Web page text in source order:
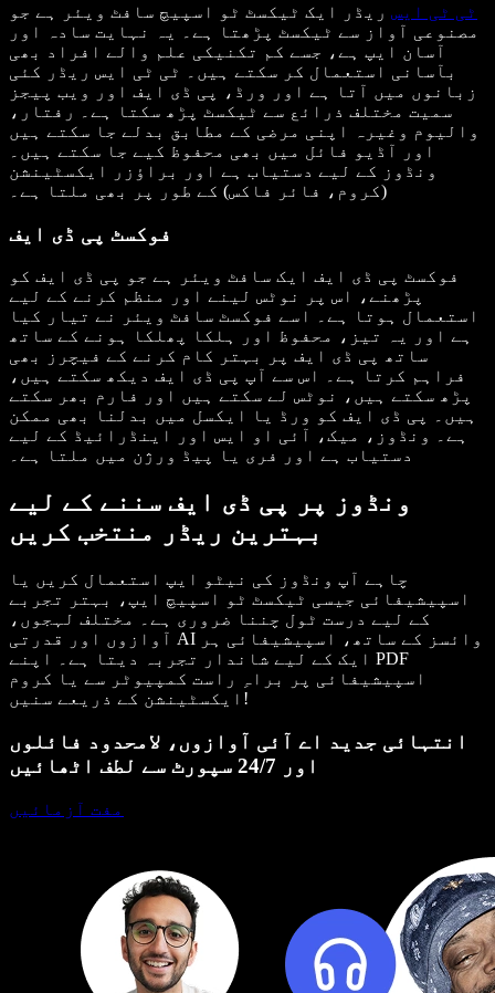
ٹی ٹی ایس ریڈر ایک ٹیکسٹ ٹو اسپیچ سافٹ ویئر ہے جو
مصنوعی آواز سے ٹیکسٹ پڑھتا ہے۔ یہ نہایت سادہ اور
آسان ایپ ہے، جسے کم تکنیکی علم والے افراد بھی
بآسانی استعمال کر سکتے ہیں۔ ٹی ٹی ایس ریڈر کئی
زبانوں میں آتا ہے اور ورڈ، پی ڈی ایف اور ویب پیجز
سمیت مختلف ذرائع سے ٹیکسٹ پڑھ سکتا ہے۔ رفتار،
والیوم وغیرہ اپنی مرضی کے مطابق بدلے جا سکتے ہیں
اور آڈیو فائل میں بھی محفوظ کیے جا سکتے ہیں۔
ونڈوز کے لیے دستیاب ہے اور براؤزر ایکسٹینشن
(کروم، فائر فاکس) کے طور پر بھی ملتا ہے۔
فوکسٹ پی ڈی ایف
فوکسٹ پی ڈی ایف ایک سافٹ ویئر ہے جو پی ڈی ایف کو
پڑھنے، اس پر نوٹس لینے اور منظم کرنے کے لیے
استعمال ہوتا ہے۔ اسے فوکسٹ سافٹ ویئر نے تیار کیا
ہے اور یہ تیز، محفوظ اور ہلکا پھلکا ہونے کے ساتھ
ساتھ پی ڈی ایف پر بہتر کام کرنے کے فیچرز بھی
فراہم کرتا ہے۔ اس سے آپ پی ڈی ایف دیکھ سکتے ہیں،
پڑھ سکتے ہیں، نوٹس لے سکتے ہیں اور فارم بھر سکتے
ہیں۔ پی ڈی ایف کو ورڈ یا ایکسل میں بدلنا بھی ممکن
ہے۔ ونڈوز، میک، آئی او ایس اور اینڈرائیڈ کے لیے
دستیاب ہے اور فری یا پیڈ ورژن میں ملتا ہے۔
ونڈوز پر پی ڈی ایف سننے کے لیے
بہترین ریڈر منتخب کریں
چاہے آپ ونڈوز کی نیٹو ایپ استعمال کریں یا
اسپیشیفائی جیسی ٹیکسٹ ٹو اسپیچ ایپ، بہتر تجربے
کے لیے درست ٹول چننا ضروری ہے۔ مختلف لہجوں،
آوازوں اور قدرتی AI وائسز کے ساتھ، اسپیشیفائی ہر
ایک کے لیے شاندار تجربہ دیتا ہے۔ اپنے PDF
اسپیشیفائی پر براہِ راست کمپیوٹر سے یا کروم
ایکسٹینشن کے ذریعے سنیں!
انتہائی جدید اے آئی آوازوں، لامحدود فائلوں
اور 24/7 سپورٹ سے لطف اٹھائیں
مفت آزمائیں